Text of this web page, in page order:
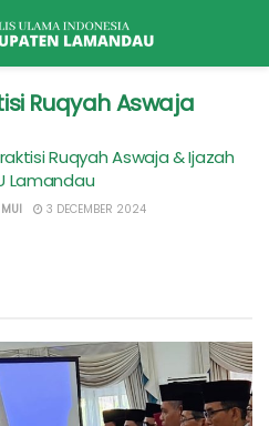
Ruqyah Aswaja
Ruqyah Aswaja & Ijazah
Lamandau
MUI 3 DECEMBER 2024